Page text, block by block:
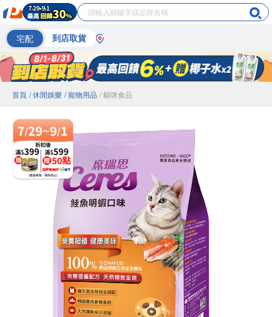
宅配 到店取貨
首頁 / 休閒娛樂 / 寵物用品 / 貓咪食品